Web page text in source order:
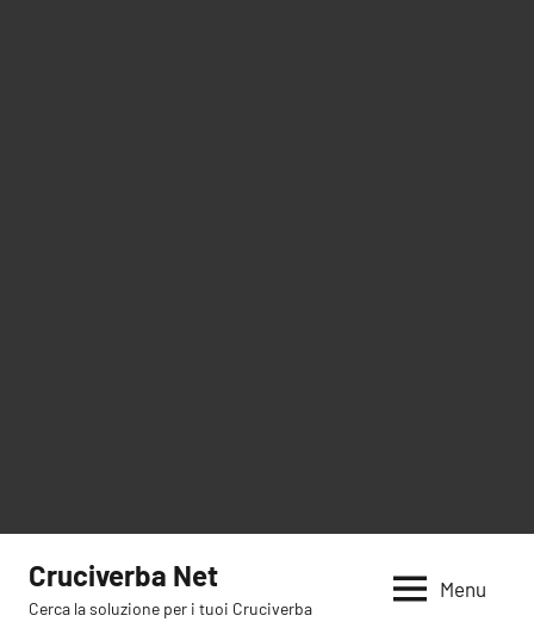
contenuto
Cruciverba Net
Cerca la soluzione per i tuoi Cruciverba
Menu